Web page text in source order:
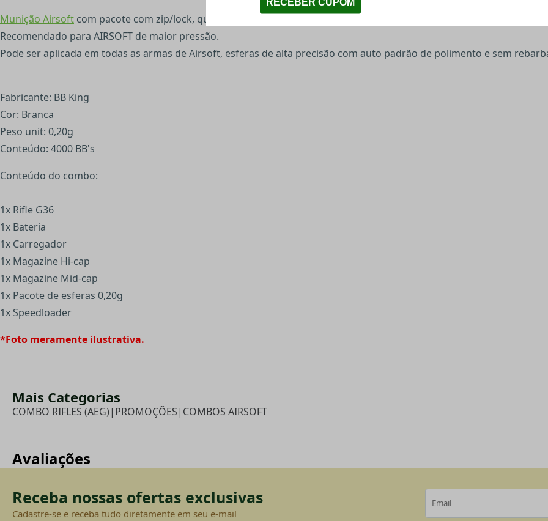
Munição Airsoft com pacote com zip/lock, que permite transporte e armazenamento mesmo após o primeiro uso,
Recomendado para AIRSOFT de maior pressão.
Pode ser aplicada em todas as armas de Airsoft, esferas de alta precisão com auto padrão de polimento e sem
Fabricante: BB King
Cor: Branca
Peso unit: 0,20g
Conteúdo: 4000 BB's
Conteúdo do combo:
1x Rifle G36
1x Bateria
1x Carregador
1x Magazine Hi-cap
1x Magazine Mid-cap
1x Pacote de esferas 0,20g
1x Speedloader
*Foto meramente ilustrativa.
Mais Categorias
COMBO RIFLES (AEG)| PROMOÇÕES| COMBOS AIRSOFT
Avaliações
Receba nossas ofertas exclusivas
Cadastre-se e receba tudo diretamente em seu e-mail